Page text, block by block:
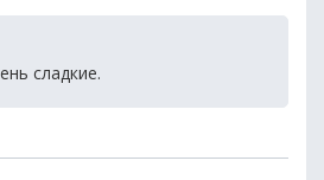
сладкие.